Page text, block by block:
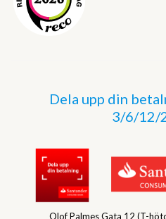
Dela upp din
3/6/12/
Olof Palmes Gata 12 (T-